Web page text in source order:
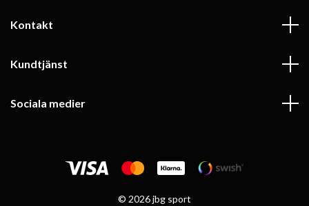
Kontakt
Kundtjänst
Sociala medier
© 2026 jbg sport